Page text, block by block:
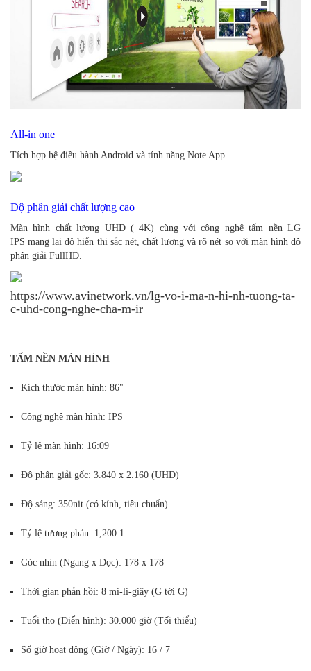
All-in one
Tích hợp hệ điều hành Android và tính năng Note App
Độ phân giải chất lượng cao
Màn hình chất lượng UHD ( 4K) cùng với công nghệ tấm nền LG
IPS mang lại độ hiển thị sắc nét, chất lượng và rõ nét so với màn hình độ
phân giải FullHD.
https://www.avinetwork.vn/lg-vo-i-ma-n-hi-nh-tuong-ta-
c-uhd-cong-nghe-cha-m-ir
TẤM NỀN MÀN HÌNH
Kích thước màn hình: 86"
Công nghệ màn hình: IPS
Tỷ lệ màn hình: 16:09
Độ phân giải gốc: 3.840 x 2.160 (UHD)
Độ sáng: 350nit (có kính, tiêu chuẩn)
Tỷ lệ tương phản: 1,200:1
Góc nhìn (Ngang x Dọc): 178 x 178
Thời gian phản hồi: 8 mi-li-giây (G tới G)
Tuổi thọ (Điển hình): 30.000 giờ (Tối thiểu)
Số giờ hoạt động (Giờ / Ngày): 16 / 7